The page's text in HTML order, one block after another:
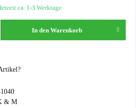
ca. 1-3 Werktage
In den Warenkorb
& M